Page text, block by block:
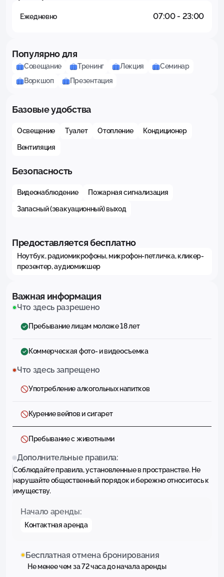
Ежедневно 07:00 - 23:00
Популярно для
Совещание Тренинг Лекция
Семинар
Воркшоп
Презентация
Базовые удобства
Освещение Туалет Отопление Кондиционер
Вентиляция
Безопасность
Видеонаблюдение Пожарная сигнализация
Запасный (эвакуационный) выход
Предоставляется бесплатно
Ноутбук, радиомикрофоны, микрофон-петличка, кликер-
презентер, аудиомикшер
Важная информация
Что здесь разрешено
Пребывание лицам моложе 18 лет
Коммерческая фото- и видеосъемка
Что здесь запрещено
Употребление алкогольных напитков
Курение вейпов и сигарет
Пребывание с животными
Дополнительные правила:
Соблюдайте правила, установленные в пространстве. Не
нарушайте общественный порядок и бережно относитесь к
имуществу.
Начало аренды:
Контактная аренда
Бесплатная отмена бронирования
Не менее чем за 72 часа до начала аренды